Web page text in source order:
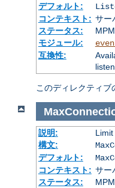
デフォルト:
コンテキスト: サー
ステータス:
MPM
モジュール:
互換性:
このディレクティブ
説明:
構文:
デフォルト:
コンテキスト: サー
ステータス:
MPM